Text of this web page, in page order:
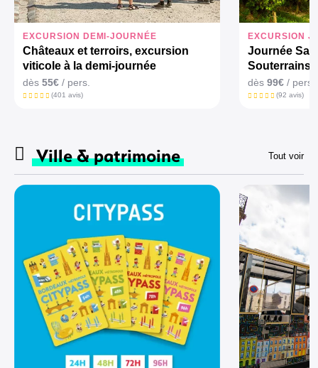
EXCURSION DEMI-JOURNÉE
Châteaux et terroirs, excursion
viticole à la demi-journée
dès 55€ / pers.
(401 avis)
EXCURSION
Journée
Souterrains
dès99€ / pers.
(92 avis)
Ville & patrimoine Tout voir